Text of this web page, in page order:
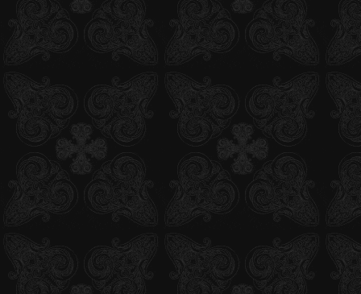
2011.11.23
モバイルサイト「第6回祓魔師候補生認定試験」スター
BD&DVD第7巻、イベントDVDジャケットイラスト公開
2011.11.11
関連グッズ追加更新！
2011.11.04
公式モバイル連続プレゼントキャンペーン第3弾開始
関連グッズ追加更新！
2011.11.01
「Half Age Characters 青の祓魔師第2弾」発売決定